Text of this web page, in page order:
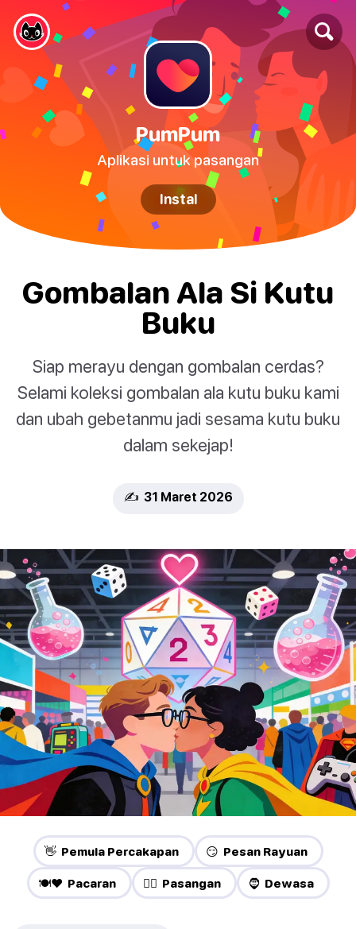
PumPum
Aplikasi untuk pasangan
Instal
Gombalan Ala Si Kutu
Buku
Siap merayu dengan gombalan cerdas?
Selami koleksi gombalan ala kutu buku kami
dan ubah gebetanmu jadi sesama kutu buku
dalam sekejap!
✍️ 31 Maret 2026
👋 Pemula Percakapan 😏 Pesan Rayuan
🍽️❤️ Pacaran ❤️‍🔥 Pasangan 🧔 Dewasa